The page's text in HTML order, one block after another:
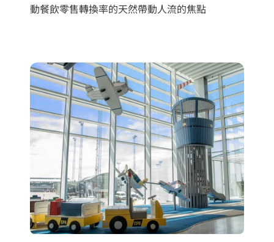
動餐飲零售轉換率的天然帶動人流的焦點